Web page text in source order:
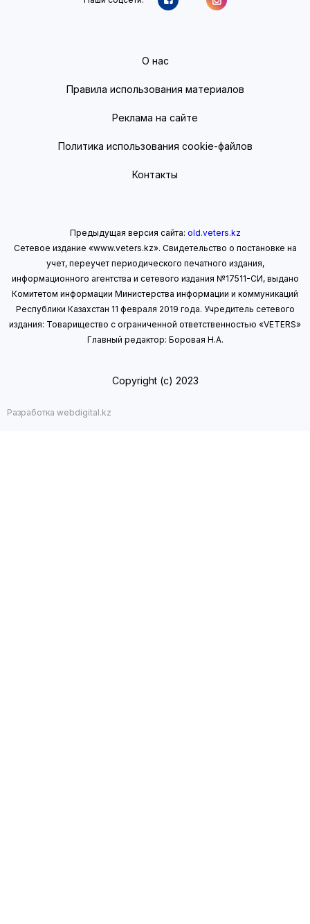
О нас
Правила использования материалов
Реклама на сайте
Политика использования cookie-файлов
Контакты
Предыдущая версия сайта: old.veters.kz
Сетевое издание «www.veters.kz». Свидетельство о постановке на
учет, переучет периодического печатного издания,
информационного агентства и сетевого издания №17511-СИ, выдано
Комитетом информации Министерства информации и коммуникаций
Республики Казахстан 11 февраля 2019 года. Учредитель сетевого
издания: Товарищество с ограниченной ответственностью «VETERS»
Главный редактор: Боровая Н.А.
Copyright (с) 2023
Разработка webdigital.kz